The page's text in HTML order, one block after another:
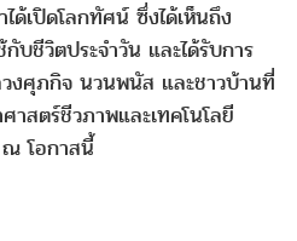
ด้เปิดโลกทัศน์ ซึ่งได้เห็นถึง
บชีวิตประจำวัน และได้รับการ
งศุภกิจ นวนพนัส และชาวบ้านที่
สตร์ชีวภาพและเทคโนโลยี
โอกาสนี้